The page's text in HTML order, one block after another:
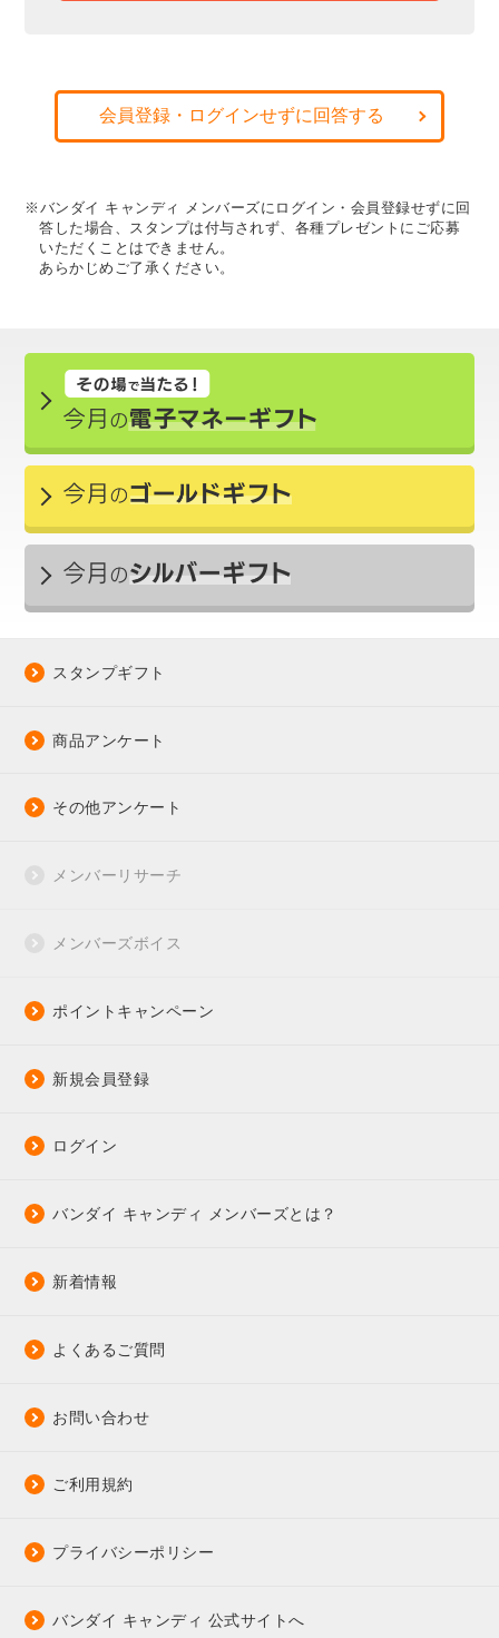
会員登録・ログインせずに回答する
※バンダイ キャンディ メンバーズにログイン・会員登録せずに回
答した場合、スタンプは付与されず、各種プレゼントにご応募
いただくことはできません。
あらかじめご了承ください。
スタンプギフト
商品アンケート
その他アンケート
メンバーリサーチ
メンバーズボイス
ポイントキャンペーン
新規会員登録
ログイン
バンダイ キャンディ メンバーズとは？
新着情報
よくあるご質問
お問い合わせ
ご利用規約
プライバシーポリシー
バンダイ キャンディ 公式サイトへ